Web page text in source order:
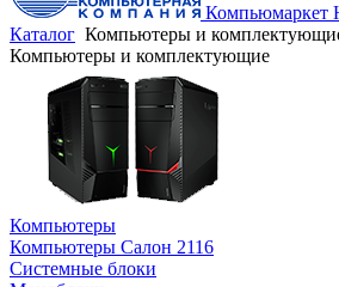
Каталог Компьютеры и
Компьютеры и комплектующие
Компьютеры
Компьютеры Салон 2116
Системные блоки